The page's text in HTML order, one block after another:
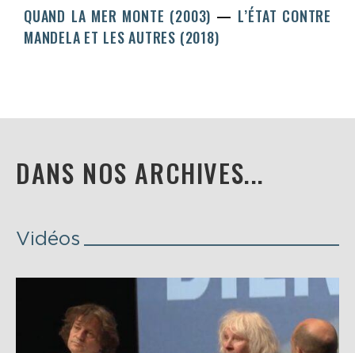
QUAND LA MER MONTE (2003)
L’ÉTAT CONTRE
MANDELA ET LES AUTRES (2018)
DANS NOS ARCHIVES...
Vidéos